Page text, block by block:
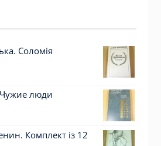
Соломія
люди
Комплект із 12